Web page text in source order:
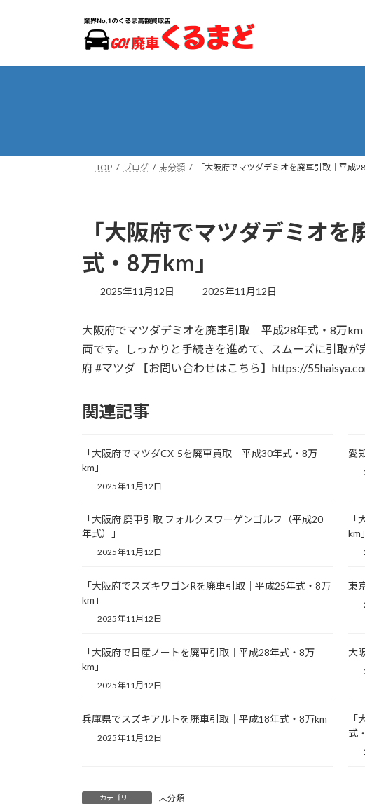
プ
動
TOP ブログ 未分類 「大阪府でマツダデミオを廃車引取｜平成
「大阪府でマツダデミオ
式・8万km」
2025年11月12日
最
新
日
時
:
2025年11月12日
大阪府でマツダデミオを廃車引取｜平成28年式・8万
両です。しっかりと手続きを進めて、スムーズに引取
府 #マツダ 【お問い合わせはこちら】https://
関連記事
「大阪府でマツダCX-5を廃車買取｜平成30年式・8万
km」
2025年11月12日
愛
「大阪府 廃車引取 フォルクスワーゲンゴルフ（平成20
年式）」
2025年11月12日
km」
「大阪府でスズキワゴンRを廃車引取｜平成25年式・8万
km」
2025年11月12日
東
「大阪府で日産ノートを廃車引取｜平成28年式・8万
km」
2025年11月12日
大
兵庫県でスズキアルトを廃車引取｜平成18年式・8万km
2025年11月12日
式
カテゴリー 未分類